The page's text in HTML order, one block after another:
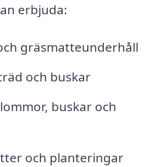
erbjuda:
gräsmatteunderhåll
och buskar
buskar och
och planteringar